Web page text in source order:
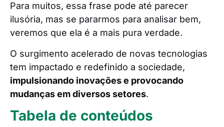
Para muitos, essa frase pode até parecer
ilusória, mas se pararmos para analisar bem,
veremos que ela é a mais pura verdade.
O surgimento acelerado de novas tecnologias
tem impactado e redefinido a sociedade,
impulsionando inovações e provocando
mudanças em diversos setores.
Tabela de conteúdos